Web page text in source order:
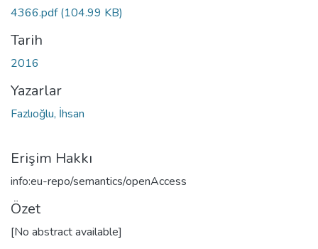
4366.pdf(104.99 KB)
Tarih
2016
Yazarlar
Fazlıoğlu, İhsan
Erişim Hakkı
info:eu-repo/semantics/openAccess
Özet
[No abstract available]